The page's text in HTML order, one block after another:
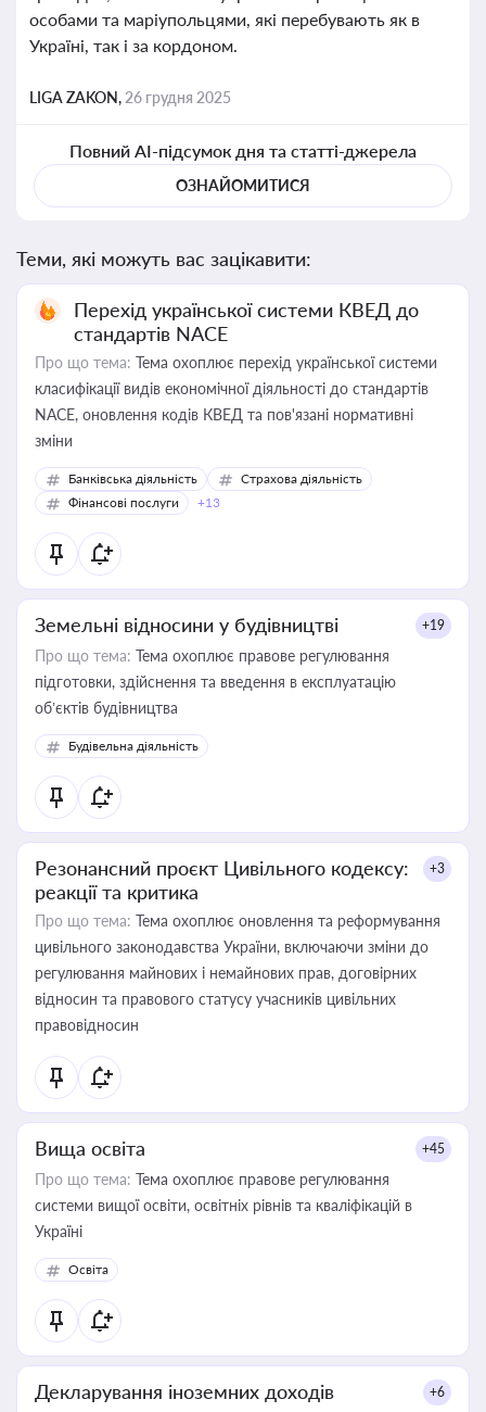
особами та маріупольцями, які перебувають як в
Україні, так і за кордоном.
LIGA ZAKON, 26 грудня 2025
Повний AI-підсумок дня та статті-джерела
ОЗНАЙОМИТИСЯ
Теми, які можуть вас зацікавити:
Перехід української системи КВЕД до
стандартів NACE
Про що тема: Тема охоплює перехід української системи
класифікації видів економічної діяльності до стандартів
NACE, оновлення кодів КВЕД та пов'язані нормативні
зміни
Банківська діяльність
Страхова діяльність
Фінансові послуги
+13
Земельні відносини у будівництві +19
Про що тема: Тема охоплює правове регулювання
підготовки, здійснення та введення в експлуатацію
об’єктів будівництва
Будівельна діяльність
Резонансний проєкт Цивільного кодексу:
реакції та критика
+3
Про що тема: Тема охоплює оновлення та реформування
цивільного законодавства України, включаючи зміни до
регулювання майнових і немайнових прав, договірних
відносин та правового статусу учасників цивільних
правовідносин
Вища освіта +45
Про що тема: Тема охоплює правове регулювання
системи вищої освіти, освітніх рівнів та кваліфікацій в
Україні
Освіта
Декларування іноземних доходів +6